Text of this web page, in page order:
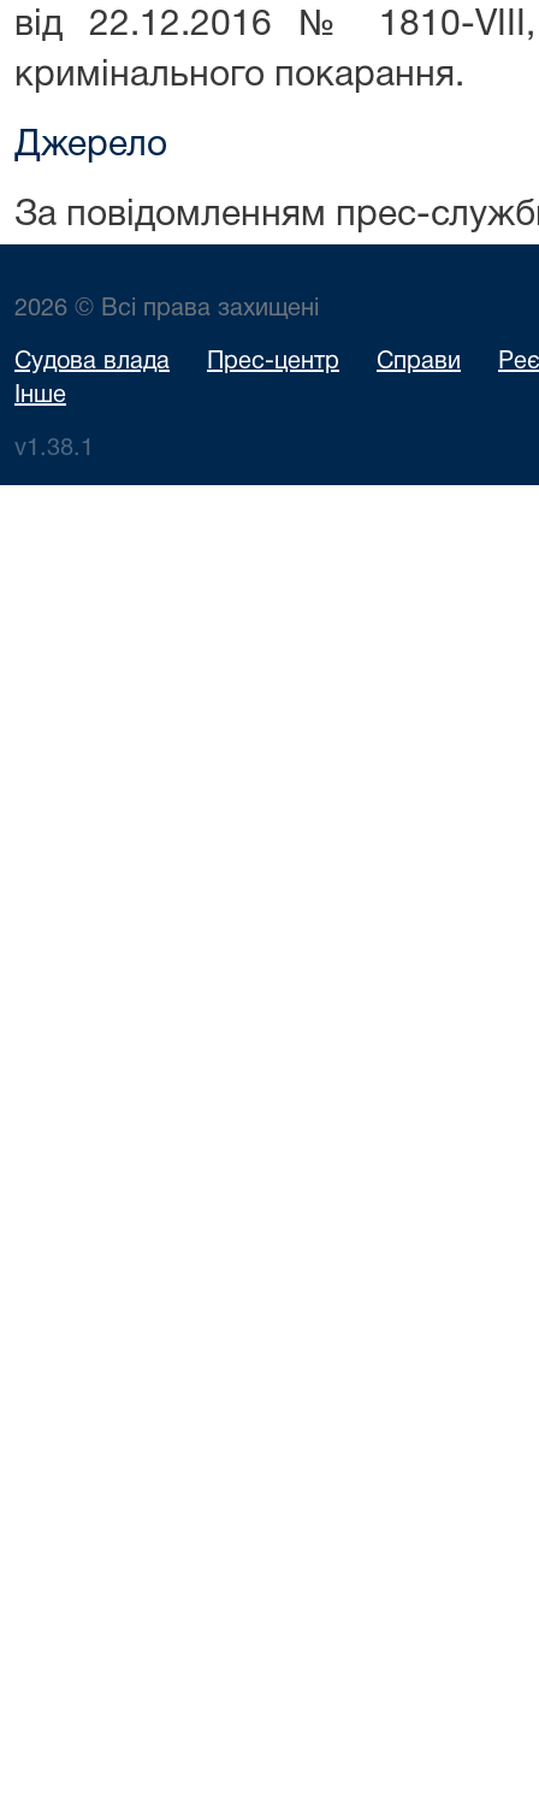
від 22.12.2016 № 1810-
кримінального покарання.
Джерело
За повідомленням прес-
2026 © Всі права захищені
Судова влада Прес-центр Справи
Інше
v1.38.1